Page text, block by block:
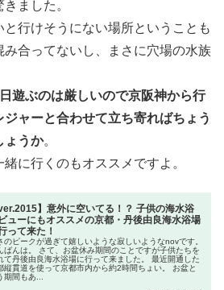
ました。
行けそうにない場所ということも
み合ってないし、まさに穴場の水族
遊ぶのは厳しいので京阪神から行
ジャーと合わせて立ち寄ればちょう
ょうか。
に行くのもオススメですよ。
ver.2015】意外に空いてる！？ 子供の海水浴
ューにもオススメの京都・丹後由良海水浴場
って来た！
のピークが過ぎて嬉しいような寂しいようなnovです。
ばんは。 さて、お盆休み期間のことですが子供たちを
て丹後由良海水浴場に行って来ました。 最近開通した
縦貫道を使って京都市内から約2時間ちょい。 お盆と
期間もあ...